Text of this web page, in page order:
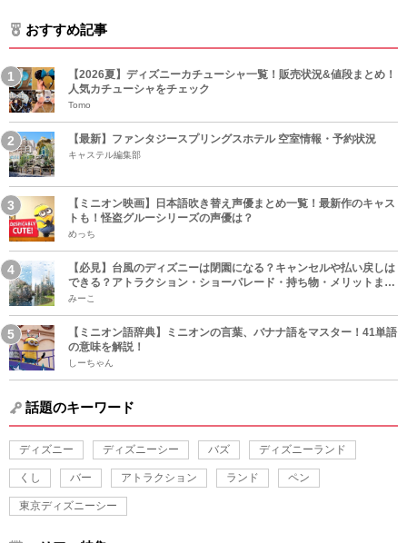
おすすめ記事
【2026夏】ディズニーカチューシャ一覧！販売状況&値段まとめ！
人気カチューシャをチェック
Tomo
【最新】ファンタジースプリングスホテル 空室情報・予約状況
キャステル編集部
【ミニオン映画】日本語吹き替え声優まとめ一覧！最新作のキャス
トも！怪盗グルーシリーズの声優は？
めっち
【必見】台風のディズニーは閉園になる？キャンセルや払い戻しは
できる？アトラクション・ショーパレード・持ち物・メリットまと
め！
みーこ
【ミニオン語辞典】ミニオンの言葉、バナナ語をマスター！41単語
の意味を解説！
しーちゃん
話題のキーワード
ディズニー ディズニーシー バズ ディズニーランド
くし バー アトラクション ランド ペン
東京ディズニーシー